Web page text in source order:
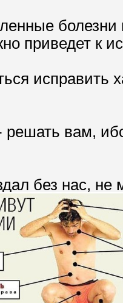
приведет к
исправить
вам,
без нас, не